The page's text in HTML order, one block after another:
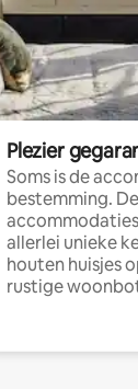
Plezier
Soms is de
bestemming.
allerlei unieke
houten huisjes
rustige